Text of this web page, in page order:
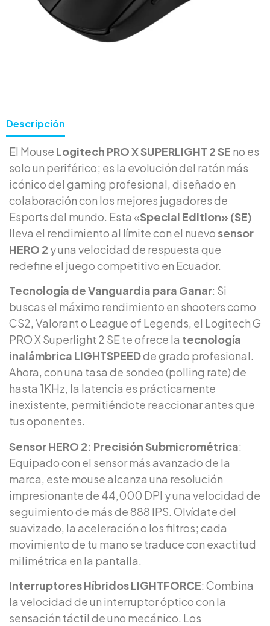
Descripción
El Mouse Logitech PRO X SUPERLIGHT 2 SE no es
solo un periférico; es la evolución del ratón más
icónico del gaming profesional, diseñado en
colaboración con los mejores jugadores de
Esports del mundo. Esta «Special Edition» (SE)
lleva el rendimiento al límite con el nuevosensor
HERO 2 y una velocidad de respuesta que
redefine el juego competitivo en Ecuador.
Tecnología de Vanguardia para Ganar: Si
buscas el máximo rendimiento en shooters como
CS2, Valorant o League of Legends, el Logitech G
PRO X Superlight 2 SE te ofrece la tecnología
inalámbrica LIGHTSPEEDde grado profesional.
Ahora, con una tasa de sondeo (polling rate) de
hasta 1KHz, la latencia es prácticamente
inexistente, permitiéndote reaccionar antes que
tus oponentes.
Sensor HERO 2: Precisión Submicrométrica:
Equipado con el sensor más avanzado de la
marca, este mouse alcanza una resolución
impresionante de 44,000 DPI y una velocidad de
seguimiento de más de 888 IPS. Olvídate del
suavizado, la aceleración o los filtros; cada
movimiento de tu mano se traduce con exactitud
milimétrica en la pantalla.
Interruptores Híbridos LIGHTFORCE: Combina
la velocidad de un interruptor óptico con la
sensación táctil de uno mecánico. Los